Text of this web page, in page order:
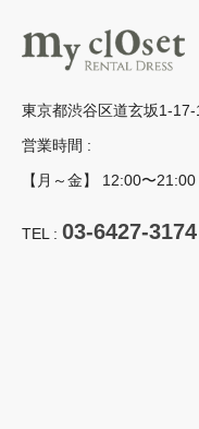
東京都渋谷区道玄坂1-
営業時間 :
【月～金】 12:00〜
TEL : 03-6427-3174